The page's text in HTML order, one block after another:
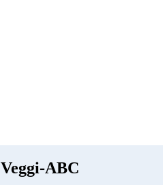
Veggi-ABC